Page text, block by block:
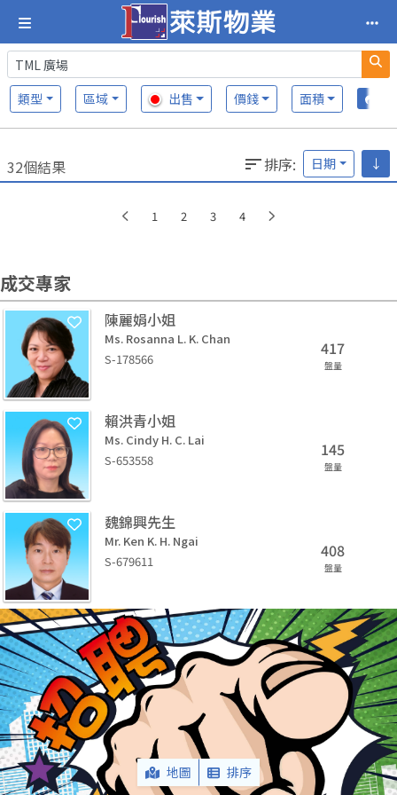
類型 區域 出售 價錢 面積
32個結果 排序: 日期 ↓
1 2 3 4
成交專家
陳麗娟小姐
Ms. Rosanna L. K. Chan
S-178566
417
盤量
賴洪青小姐
Ms. Cindy H. C. Lai
S-653558
145
盤量
魏錦興先生
Mr. Ken K. H. Ngai
S-679611
408
盤量
地圖 排序